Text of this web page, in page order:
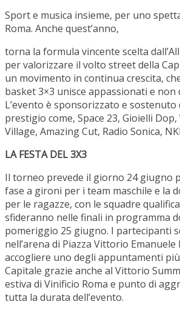
Sport e musica insieme, per uno
Roma. Anche quest’anno,
torna la formula vincente scelta
per valorizzare il volto street della
un movimento in continua crescita,
basket 3×3 unisce appassionati e non
L’evento è sponsorizzato e
prestigio come, Space 23, Gioielli
Village, Amazing Cut, Radio Sonica,
LA FESTA DEL 3X3
Il torneo prevede il giorno 24 giugno
fase a gironi per i team maschile e la
per le ragazze, con le squadre
sfideranno nelle finali in programma
pomeriggio 25 giugno. I partecipanti
nell’arena di Piazza Vittorio
accogliere uno degli appuntamenti
Capitale grazie anche al Vittorio
estiva di Vinificio Roma e punto di
tutta la durata dell’evento.